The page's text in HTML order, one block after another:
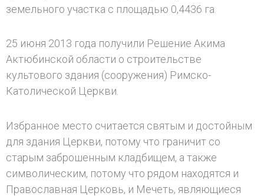
земельного участка c площадью 0,4436 га.
25 июня 2013 года получили Решение Акима
Актюбинской области о строительстве
культового здания (сооружения) Римско-
Католической Церкви.
Избранное место считается святым и достойным
для здания Церкви, потому что граничит со
старым заброшенным кладбищем, а также
символическим, потому что рядом находятся и
Православная Церковь, и Мечеть, являющиеся